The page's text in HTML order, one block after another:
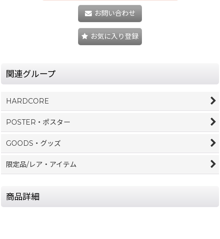
お問い合わせ
お気に入り登録
関連グループ
HARDCORE
POSTER・ポスター
GOODS・グッズ
限定品/レア・アイテム
商品詳細